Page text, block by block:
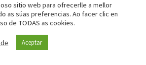
sitio web para ofrecerlle a mellor
as súas preferencias. Ao facer clic en
de TODAS as cookies.
Aceptar